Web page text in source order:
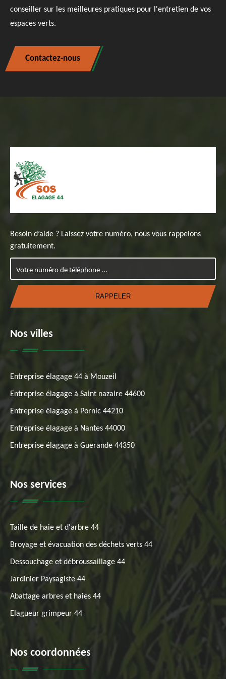
conseiller sur les meilleures pratiques pour l'entretien de vos
espaces verts.
Contactez-nous
Besoin d’aide ? Laissez votre numéro, nous vous rappelons
gratuitement.
Nos villes
Entreprise élagage 44 à Mouzeil
Entreprise élagage à Saint nazaire 44600
Entreprise élagage à Pornic 44210
Entreprise élagage à Nantes 44000
Entreprise élagage à Guerande 44350
Nos services
Taille de haie et d'arbre 44
Broyage et évacuation des déchets verts 44
Dessouchage et débroussaillage 44
Jardinier Paysagiste 44
Abattage arbres et haies 44
Elagueur grimpeur 44
Nos coordonnées